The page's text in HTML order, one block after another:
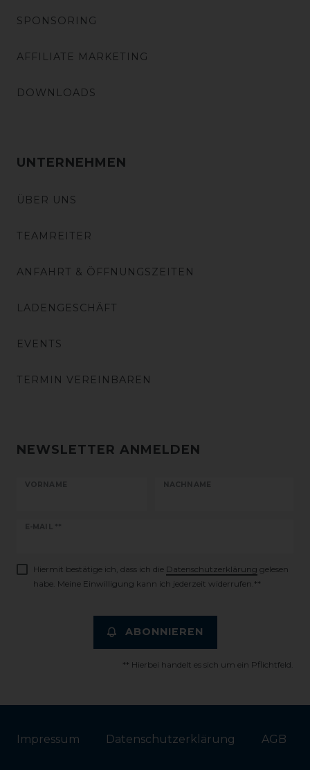
SPONSORING
AFFILIATE MARKETING
DOWNLOADS
UNTERNEHMEN
ÜBER UNS
TEAMREITER
ANFAHRT & ÖFFNUNGSZEITEN
LADENGESCHÄFT
EVENTS
TERMIN VEREINBAREN
NEWSLETTER ANMELDEN
VORNAME NACHNAME
E-MAIL **
Newsletter
Hiermit bestätige ich, dass ich die Daten­schutz­erklärung gelesen
habe. Meine Einwilligung kann ich jederzeit widerrufen.**
ABONNIEREN
** Hierbei handelt es sich um ein Pflichtfeld.
Impressum Daten­schutz­erklärung AGB